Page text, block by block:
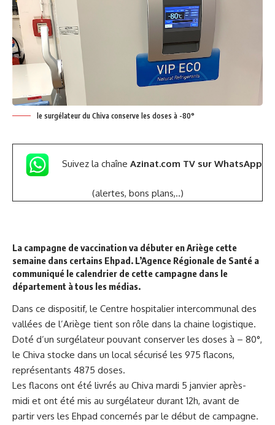
le surgélateur du Chiva conserve les doses à -80°
Suivez la chaîne Azinat.com TV sur WhatsApp
(alertes, bons plans,..)
La campagne de vaccination va débuter en Ariège cette
semaine dans certains Ehpad. L’Agence Régionale de Santé a
communiqué le calendrier de cette campagne dans le
département à tous les médias.
Dans ce dispositif, le Centre hospitalier intercommunal des
vallées de l’Ariège tient son rôle dans la chaine logistique.
Doté d’un surgélateur pouvant conserver les doses à – 80°,
le Chiva stocke dans un local sécurisé les 975 flacons,
représentants 4875 doses.
Les flacons ont été livrés au Chiva mardi 5 janvier après-
midi et ont été mis au surgélateur durant 12h, avant de
partir vers les Ehpad concernés par le début de campagne.